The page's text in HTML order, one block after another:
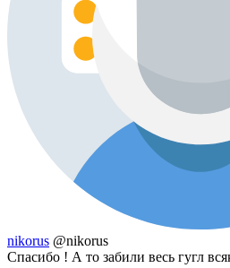
nikorus @nikorus
Спасибо ! А то забили весь гугл